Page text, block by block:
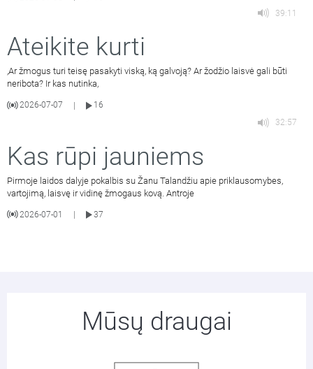
39:11
Ateikite kurti
,Ar žmogus turi teisę pasakyti viską, ką galvoją? Ar žodžio laisvė gali būti
neribota? Ir kas nutinka,
2026-07-07
16
32:57
Kas rūpi jauniems
Pirmoje laidos dalyje pokalbis su Žanu Talandžiu apie priklausomybes,
vartojimą, laisvę ir vidinę žmogaus kovą. Antroje
2026-07-01 37
Mūsų draugai